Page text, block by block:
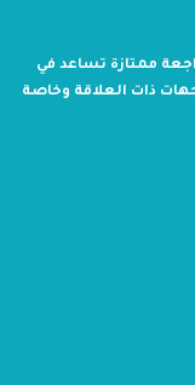
ممتازة تساعد في
ذات العلاقة وخاصة